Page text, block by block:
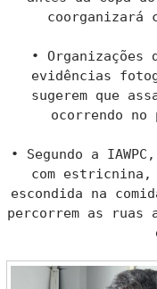
coorganizará
• Organizações
evidências
sugerem que
ocorrendo
• Segundo a
com
escondida na
percorrem as ruas